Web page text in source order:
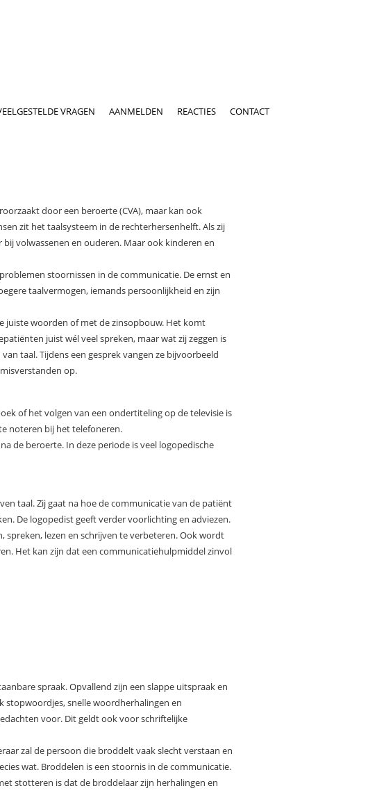
VRAGEN AANMELDEN REACTIES CONTACT
door een beroerte (CVA), maar kan ook
zit het taalsysteem in de rechterhersenhelft. Als zij
volwassenen en ouderen. Maar ook kinderen en
stoornissen in de communicatie. De ernst en
taalvermogen, iemands persoonlijkheid en zijn
juiste woorden of met de zinsopbouw. Het komt
juist wél veel spreken, maar wat zij zeggen is
taal. Tijdens een gesprek vangen ze bijvoorbeeld
op.
of het volgen van een ondertiteling op de televisie is
noteren bij het telefoneren.
de beroerte. In deze periode is veel logopedische
taal. Zij gaat na hoe de communicatie van de patiënt
De logopedist geeft verder voorlichting en adviezen.
spreken, lezen en schrijven te verbeteren. Ook wordt
Het kan zijn dat een communicatiehulpmiddel zinvol
spraak. Opvallend zijn een slappe uitspraak en
stopwoordjes, snelle woordherhalingen en
voor. Dit geldt ook voor schriftelijke
zal de persoon die broddelt vaak slecht verstaan en
wat. Broddelen is een stoornis in de communicatie.
stotteren is dat de broddelaar zijn herhalingen en